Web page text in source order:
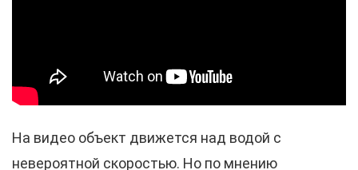
На видео объект движется над водой с
невероятной скоростью. Но по мнению